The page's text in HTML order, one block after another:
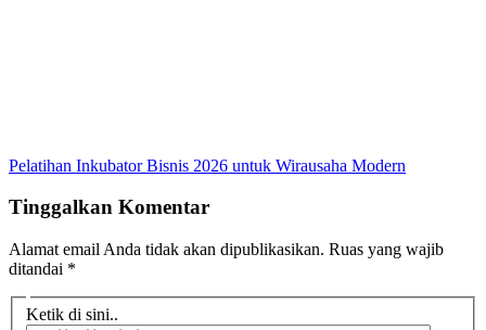
Pelatihan Inkubator Bisnis 2026 untuk Wirausaha Modern
Tinggalkan Komentar
Alamat email Anda tidak akan dipublikasikan. Ruas yang wajib
ditandai *
Ketik di sini..